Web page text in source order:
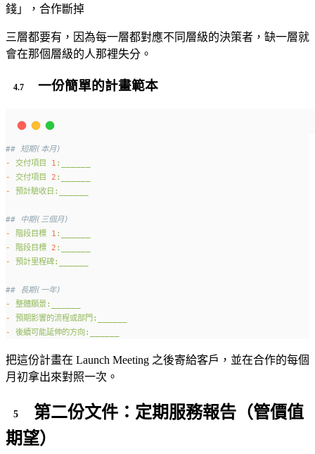
錢」，合作斷掉
三層都要有，因為每一層都對應不同層級的決策者，缺一層就
會在那個層級的人那裡失分。
一份簡單的計畫範本
## 短期(本月)
-
交付項目 1 :______
-
交付項目 2 :______
-
預計驗收日:______
## 中期(三個月)
-
階段目標 1 :______
-
階段目標 2 :______
-
預計里程碑:______
## 長期(一年)
-
整體願景:______
-
預期影響的流程或部門:______
-
後續可能延伸的方向:______
把這份計畫在 Launch Meeting 之後寄給客戶，並在合作的每個
月初拿出來對照一次。
第二份文件：定期服務報告（管價值
期望）